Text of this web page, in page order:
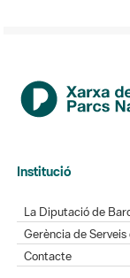
Institució
La Diputació de
Gerència de
Contacte